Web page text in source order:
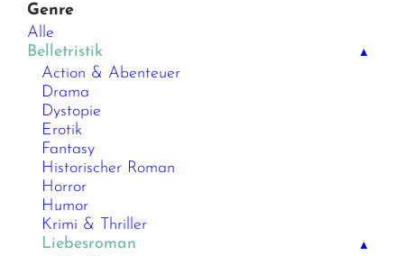
Genre
Alle
Belletristik
▲
Action & Abenteuer
Drama
Dystopie
Erotik
Fantasy
Historischer Roman
Horror
Humor
Krimi & Thriller
Liebesroman
▲